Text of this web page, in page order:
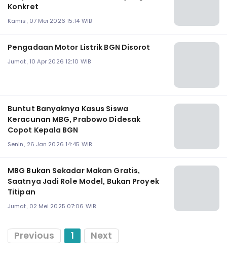
Konkret
Kamis, 07 Mei 2026 15:14 WIB
Pengadaan Motor Listrik BGN Disorot
Jumat, 10 Apr 2026 12:10 WIB
Buntut Banyaknya Kasus Siswa
Keracunan MBG, Prabowo Didesak
Copot Kepala BGN
Senin, 26 Jan 2026 14:45 WIB
MBG Bukan Sekadar Makan Gratis,
Saatnya Jadi Role Model, Bukan Proyek
Titipan
Jumat, 02 Mei 2025 07:06 WIB
Previous 1 Next